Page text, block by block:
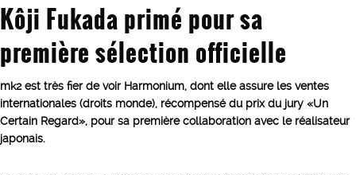
Kôji Fukada primé pour sa
première sélection officielle
mk2 est très fier de voir Harmonium, dont elle assure les ventes
internationales (droits monde), récompensé du prix du jury «Un
Certain Regard», pour sa première collaboration avec le réalisateur
japonais.